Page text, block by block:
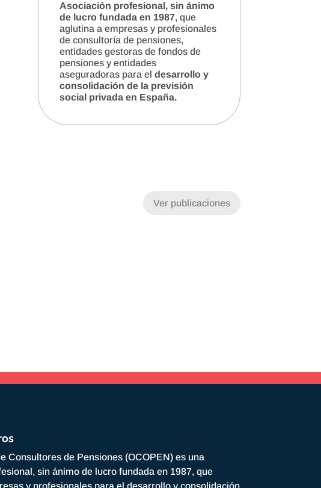
Asociación profesional, sin ánimo
de lucro fundada en 1987, que
aglutina a empresas y profesionales
de consultoría de pensiones,
entidades gestoras de fondos de
pensiones y entidades
aseguradoras para el desarrollo y
consolidación de la previsión
social privada en España.
Ver publicaciones
Consultores de Pensiones (OCOPEN) es una
sin ánimo de lucro fundada en 1987, que